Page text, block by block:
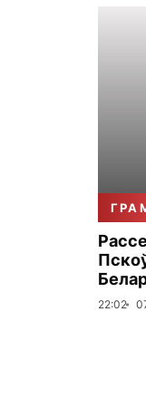
22:02